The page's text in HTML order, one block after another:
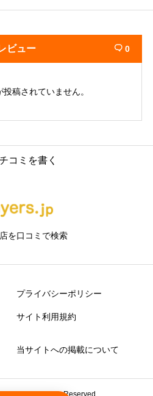
ビュー  0
稿されていません。
コミを書く
品買取専門店
必須

を口コミで検索
プライバシーポリシー
サイト利用規約
当サイトへの掲載について
All Rights Reserved.